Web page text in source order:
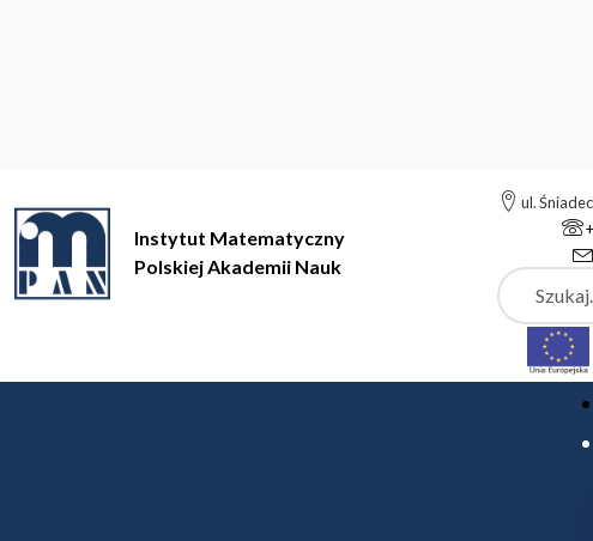
Instytut Matematyczny
Polskiej Akademii Nauk
ul.
Szukaj
Instytut Matematyczny Polskiej Akademii Nauk Pracownicy
Pracownicy naukowi